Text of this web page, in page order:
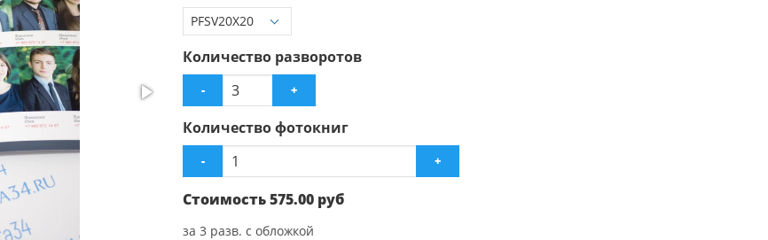
Количество разворотов
- +
Количество фотокниг
- +
Стоимость575.00 руб
за 3 разв. с обложкой